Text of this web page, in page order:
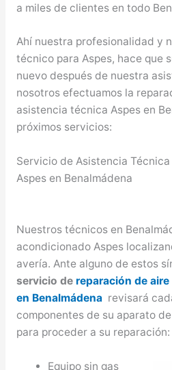
a miles de clientes en todo
Ahí nuestra profesionalidad y
técnico para Aspes, hace que
nuevo después de nuestra
nosotros efectuamos la
asistencia técnica Aspes en
próximos servicios:
Servicio de Asistencia
Aspes en Benalmádena
Nuestros técnicos en
acondicionado Aspes
avería. Ante alguno de estos
servicio dereparación de
en Benalmádena revisará
componentes de su aparato
para proceder a su reparación:
Equipo sin gas